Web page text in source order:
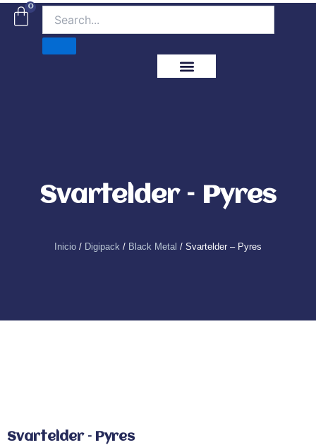
contenido
0
Carrito
Svartelder – Pyres
Inicio / Digipack / Black Metal / Svartelder – Pyres
Svartelder – Pyres